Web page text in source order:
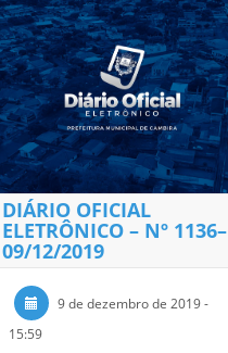
DIÁRIO OFICIAL
ELETRÔNICO – Nº 1136–
09/12/2019
9 de dezembro de 2019 -
15:59